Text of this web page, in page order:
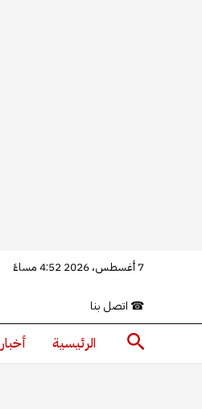
المحتوى
7 أغسطس، 2026 4:52 مساءً
☎ اتصل بنا
البحث الرئيسية أخبار